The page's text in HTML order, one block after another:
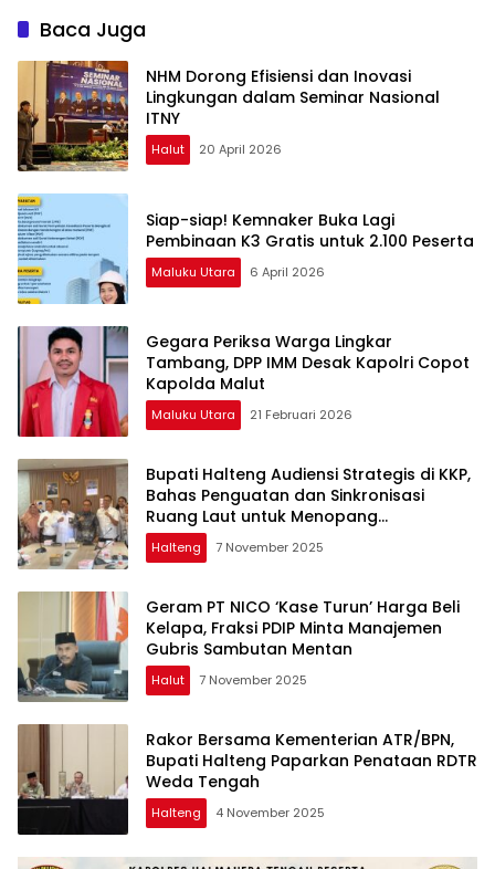
Sambutan Mentan
Baca Juga
NHM Dorong Efisiensi dan Inovasi
Lingkungan dalam Seminar Nasional
ITNY
Halut 20 April 2026
Siap-siap! Kemnaker Buka Lagi
Pembinaan K3 Gratis untuk 2.100 Peserta
Maluku Utara 6 April 2026
Gegara Periksa Warga Lingkar
Tambang, DPP IMM Desak Kapolri Copot
Kapolda Malut
Maluku Utara 21 Februari 2026
Bupati Halteng Audiensi Strategis di KKP,
Bahas Penguatan dan Sinkronisasi
Ruang Laut untuk Menopang
Pertumbuhan Industri Teluk Weda
Halteng 7 November 2025
Geram PT NICO ‘Kase Turun’ Harga Beli
Kelapa, Fraksi PDIP Minta Manajemen
Gubris Sambutan Mentan
Halut 7 November 2025
Rakor Bersama Kementerian ATR/BPN,
Bupati Halteng Paparkan Penataan RDTR
Weda Tengah
Halteng 4 November 2025